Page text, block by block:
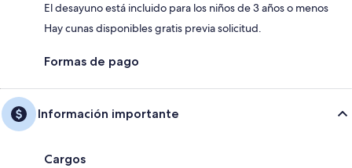
El desayuno está incluido para los niños de 3 años o menos
Hay cunas disponibles gratis previa solicitud.
Formas de pago
Información importante
Cargos